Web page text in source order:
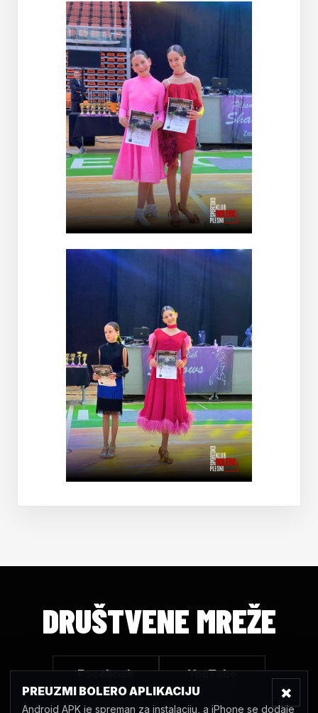
DRUŠTVENE MREŽE
Facebook YouTube
PREUZMI BOLERO APLIKACIJU
Android APK je spreman za instalaciju, a iPhone se dodaje
×